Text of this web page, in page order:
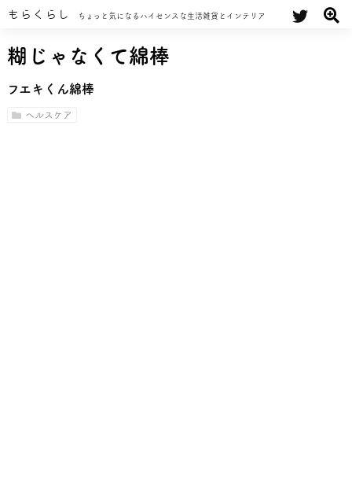
もらくらし ちょっと気になるハイセンスな生活雑貨とインテリア
糊じゃなくて綿棒
フエキくん綿棒
ヘルスケア